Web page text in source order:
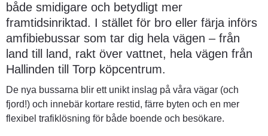
både smidigare och betydligt mer
framtidsinriktad. I stället för bro eller färja införs
amfibiebussar som tar dig hela vägen – från
land till land, rakt över vattnet, hela vägen från
Hallinden till Torp köpcentrum.
De nya bussarna blir ett unikt inslag på våra vägar (och
fjord!) och innebär kortare restid, färre byten och en mer
flexibel trafiklösning för både boende och besökare.